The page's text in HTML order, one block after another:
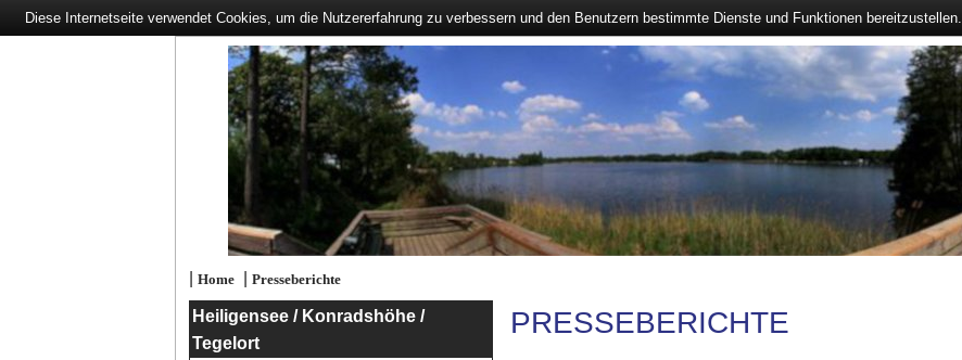
| Home| Presseberichte
Heiligensee / Konradshöhe /
Tegelort
PRESSEBERICHTE
Diese Internetseite verwendet Cookies, um die Nutzererfahrung zu verbessern und den Benutzern bestimmte Dienste und Funktionen bereitzustellen.